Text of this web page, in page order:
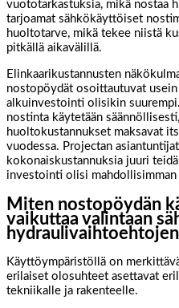
vuototarkastuksia, mikä nostaa
tarjoamat sähkökäyttöiset
huoltotarve, mikä tekee niistä
pitkällä aikavälillä.
Elinkaarikustannusten
nostopöydät osoittautuvat
alkuinvestointi olisikin
nostinta käytetään
huoltokustannukset maksavat
vuodessa. Projectan
kokonaiskustannuksia juuri
investointi olisi mahdollisimman
Miten nostopöydän
vaikuttaa valintaan
Käyttöympäristöllä on
erilaiset olosuhteet asettavat
tekniikalle ja rakenteelle.